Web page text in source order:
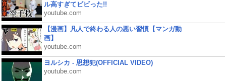
ル高すぎてビビった!!
youtube.com
【漫画】凡人で終わる人の悪い習慣【マンガ動
画】
youtube.com
ヨルシカ - 思想犯(OFFICIAL VIDEO)
youtube.com